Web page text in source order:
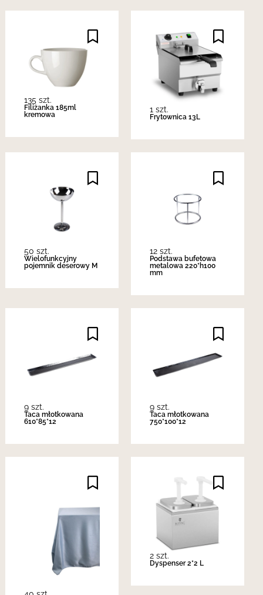
135 szt.
Filiżanka 185ml
kremowa
1 szt.
Frytownica 13L
50 szt.
Wielofunkcyjny
pojemnik deserowy M
12 szt.
Podstawa bufetowa
metalowa 220*h100
mm
9 szt.
Taca młotkowana
610*85*12
9 szt.
Taca młotkowana
750*100*12
2 szt.
Dyspenser 2*2 L